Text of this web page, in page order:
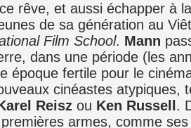
rêve, et aussi échapper à
de sa génération au
Film School. Mann
dans une période (les
époque fertile pour le
cinéastes atypiques,
Reisz ou Ken Russell .
armes, comme